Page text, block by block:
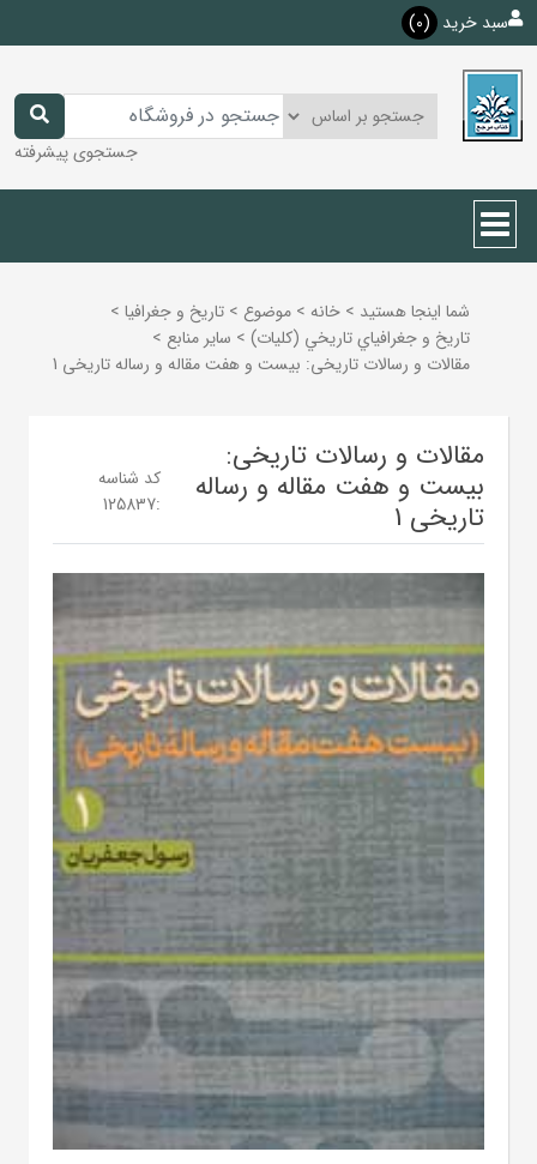
سبد خرید (0)
جستجوی پیشرفته
شما اینجا هستید > خانه > موضوع > تاريخ و جغرافيا >
تاريخ و جغرافياي تاريخي (كليات) > ساير منابع >
مقالات و رسالات تاریخی: بیست و هفت مقاله و رساله تاریخی 1
مقالات و رسالات تاریخی:
بیست و هفت مقاله و رساله
تاریخی 1
کد شناسه
:
125837